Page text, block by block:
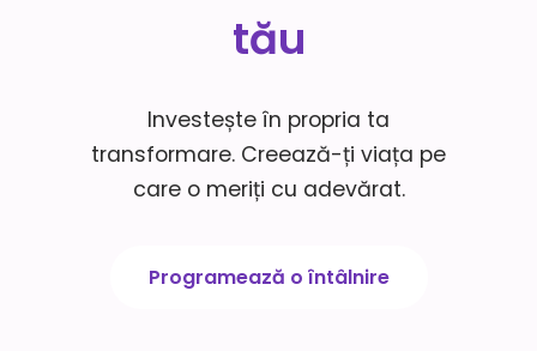
tău
Investește în propria ta
transformare. Creează-ți viața pe
care o meriți cu adevărat.
Programează o întâlnire